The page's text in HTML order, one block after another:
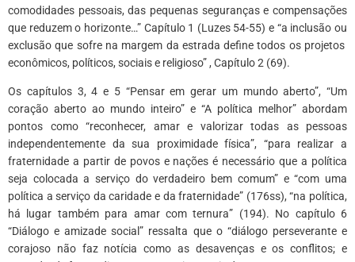
comodidades pessoais, das pequenas seguranças e compensações
que reduzem o horizonte…” Capítulo 1 (Luzes 54-55) e “a inclusão ou
exclusão que sofre na margem da estrada define todos os projetos
econômicos, políticos, sociais e religioso” , Capítulo 2 (69).
Os capítulos 3, 4 e 5 “Pensar em gerar um mundo aberto”, “Um
coração aberto ao mundo inteiro” e “A política melhor” abordam
pontos como “reconhecer, amar e valorizar todas as pessoas
independentemente da sua proximidade física”, “para realizar a
fraternidade a partir de povos e nações é necessário que a política
seja colocada a serviço do verdadeiro bem comum” e “com uma
política a serviço da caridade e da fraternidade” (176ss), “na política,
há lugar também para amar com ternura” (194). No capítulo 6
“Diálogo e amizade social” ressalta que o “diálogo perseverante e
corajoso não faz notícia como as desavenças e os conflitos; e